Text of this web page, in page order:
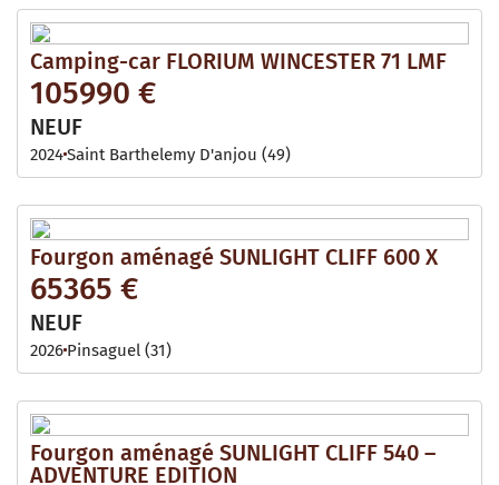
Camping-car FLORIUM WINCESTER 71 LMF
105990 €
NEUF
2024Saint Barthelemy D'anjou (49)
Fourgon aménagé SUNLIGHT CLIFF 600 X
65365 €
NEUF
2026 Pinsaguel (31)
Fourgon aménagé SUNLIGHT CLIFF 540 –
ADVENTURE EDITION